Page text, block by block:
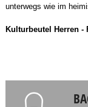
unterwegs wie im
Kulturbeutel Herren